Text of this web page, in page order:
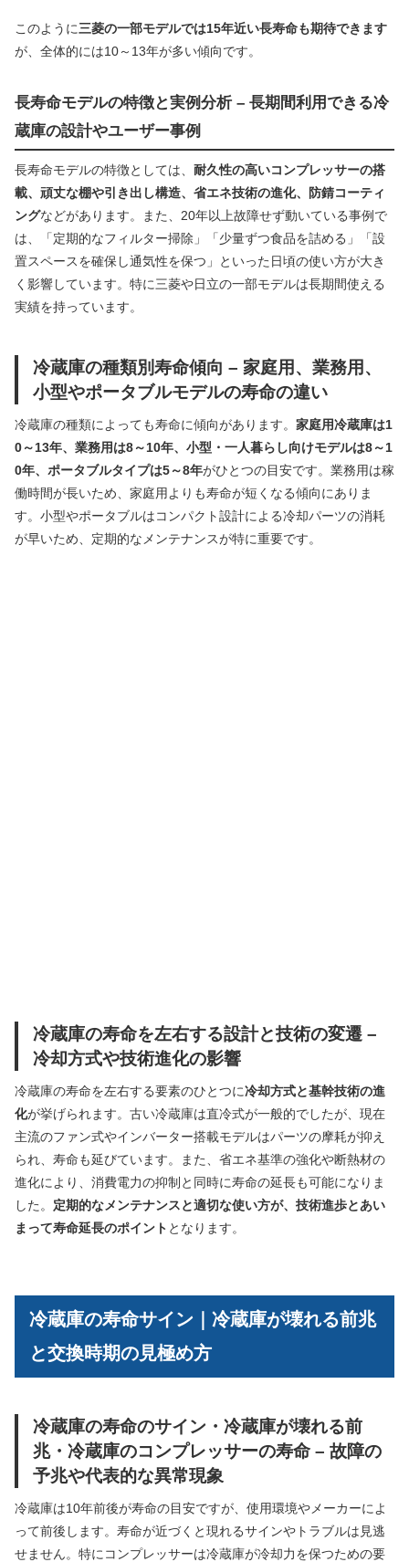
このように三菱の一部モデルでは15年近い長寿命も期待できます
が、全体的には10～13年が多い傾向です。
長寿命モデルの特徴と実例分析 – 長期間利用できる冷
蔵庫の設計やユーザー事例
長寿命モデルの特徴としては、 耐久性の高いコンプレッサーの搭
載、頑丈な棚や引き出し構造、省エネ技術の進化、防錆コーティ
ングなどがあります。また、20年以上故障せず動いている事例で
は、「定期的なフィルター掃除」「少量ずつ食品を詰める」「設
置スペースを確保し通気性を保つ」といった日頃の使い方が大き
く影響しています。特に三菱や日立の一部モデルは長期間使える
実績を持っています。
冷蔵庫の種類別寿命傾向 – 家庭用、業務用、
小型やポータブルモデルの寿命の違い
冷蔵庫の種類によっても寿命に傾向があります。 家庭用冷蔵庫は1
0～13年、業務用は8～10年、小型・一人暮らし向けモデルは8～1
0年、ポータブルタイプは5～8年がひとつの目安です。業務用は稼
働時間が長いため、家庭用よりも寿命が短くなる傾向にありま
す。小型やポータブルはコンパクト設計による冷却パーツの消耗
が早いため、定期的なメンテナンスが特に重要です。
冷蔵庫の寿命を左右する設計と技術の変遷 –
冷却方式や技術進化の影響
冷蔵庫の寿命を左右する要素のひとつに冷却方式と基幹技術の進
化が挙げられます。古い冷蔵庫は直冷式が一般的でしたが、現在
主流のファン式やインバーター搭載モデルはパーツの摩耗が抑え
られ、寿命も延びています。また、省エネ基準の強化や断熱材の
進化により、消費電力の抑制と同時に寿命の延長も可能になりま
した。 定期的なメンテナンスと適切な使い方が、技術進歩とあい
まって寿命延長のポイント となります。
冷蔵庫の寿命サイン｜冷蔵庫が壊れる前兆
と交換時期の見極め方
冷蔵庫の寿命のサイン・冷蔵庫が壊れる前
兆・冷蔵庫のコンプレッサーの寿命 – 故障の
予兆や代表的な異常現象
冷蔵庫は10年前後が寿命の目安ですが、使用環境やメーカーによ
って前後します。寿命が近づくと現れるサインやトラブルは見逃
せません。特にコンプレッサーは冷蔵庫が冷却力を保つための要